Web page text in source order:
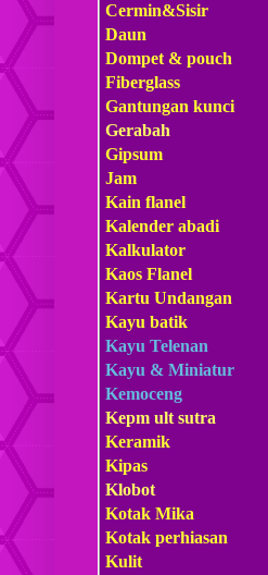
Cermin&Sisir
Daun
Dompet & pouch
Fiberglass
Gantungan kunci
Gerabah
Gipsum
Jam
Kain flanel
Kalender abadi
Kalkulator
Kaos Flanel
Kartu Undangan
Kayu batik
Kayu Telenan
Kayu & Miniatur
Kemoceng
Kepm ult sutra
Keramik
Kipas
Klobot
Kotak Mika
Kotak perhiasan
Kulit